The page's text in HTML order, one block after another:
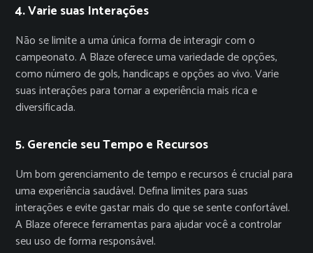
4. Varie suas Interações
Não se limite a uma única forma de interagir com o
campeonato. A Blaze oferece uma variedade de opções,
como número de gols, handicaps e opções ao vivo. Varie
suas interações para tornar a experiência mais rica e
diversificada.
5. Gerencie seu Tempo e Recursos
Um bom gerenciamento de tempo e recursos é crucial para
uma experiência saudável. Defina limites para suas
interações e evite gastar mais do que se sente confortável.
A Blaze oferece ferramentas para ajudar você a controlar
seu uso de forma responsável.